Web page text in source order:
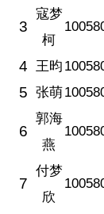
3
寇梦
柯
4 王昀
5 张萌
6
郭海
燕
7
付梦
欣